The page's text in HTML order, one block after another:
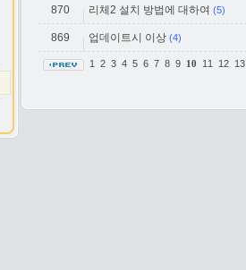
870 리체2 설치 방법에 대하여 (5)
869 업데이트시 이상 (4)
1 2 3 4 5 6 7 8 9 10 11 12